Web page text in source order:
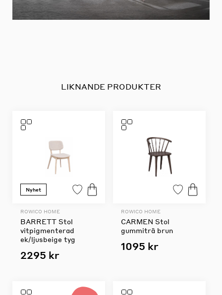
LIKNANDE PRODUKTER
Nyhet
ROWICO HOME
BARRETT Stol
vitpigmenterad
ek/ljusbeige tyg
2295 kr
ROWICO HOME
CARMEN Stol
gummiträ brun
1095 kr